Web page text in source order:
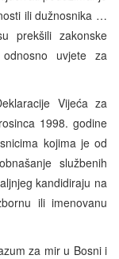
ili dužnosnika …
prekšili zakonske
uvjete za
Vijeća za
1998. godine
kojima je od
službenih
kandidiraju na
ili imenovanu
za mir u Bosni i